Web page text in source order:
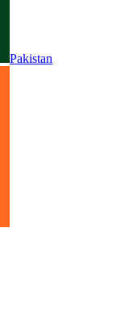
Pakistan